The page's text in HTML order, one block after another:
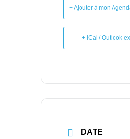
+ Ajouter à mon
+ iCal / Outlook
DATE